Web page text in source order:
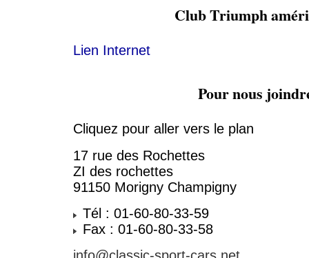
Club Triumph
Lien Internet
Pour nous
Cliquez pour aller vers le plan
17 rue des Rochettes
ZI des rochettes
91150 Morigny Champigny
Tél : 01-60-80-33-59
Fax : 01-60-80-33-58